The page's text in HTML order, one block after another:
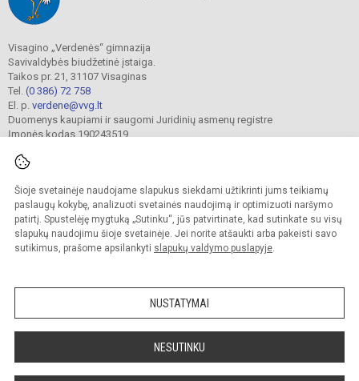
Šioje svetainėje naudojame slapukus siekdami užtikrinti jums teikiamų
paslaugų kokybę, analizuoti svetainės naudojimą ir optimizuoti naršymo
patirtį. Spustelėję mygtuką „Sutinku“, jūs patvirtinate, kad sutinkate su visų
slapukų naudojimu šioje svetainėje. Jei norite atšaukti arba pakeisti savo
sutikimus, prašome apsilankyti slapukų valdymo puslapyje.
NUSTATYMAI
NESUTINKU
Visagino „Verdenės“ gimnazija
Savivaldybės biudžetinė įstaiga.
Taikos pr. 21, 31107 Visaginas
Tel. (0 386) 72 758
El. p. verdene@vvg.lt
Duomenys kaupiami ir saugomi Juridinių asmenų registre
Įmonės kodas 190243519
© 2022. Visagino „Verdenės“ gimnazija. Visos teisės saugomos.
Kopijuoti turinį be raštiško gimnazijos sutikimo griežtai draudžiama.
Versija neįgaliesiems Slapukų valdymas
Sumanus būdas atnaujinti